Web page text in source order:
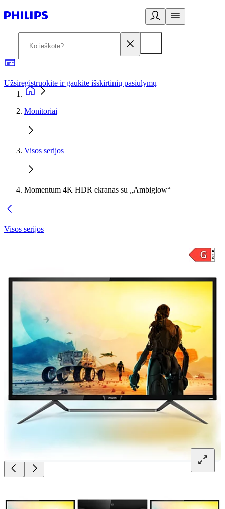
Užsiregistruokite ir gaukite išskirtinių pasiūlymų
Monitoriai
Visos serijos
Momentum 4K HDR ekranas su „Ambiglow“
Visos serijos